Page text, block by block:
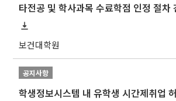
타전공 및 학사과목 수료학점 인정 절차
보건대학원
공지사항